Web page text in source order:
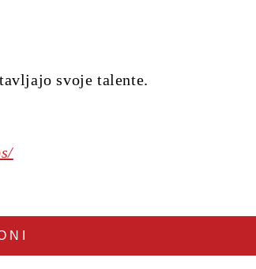
svoje talente.